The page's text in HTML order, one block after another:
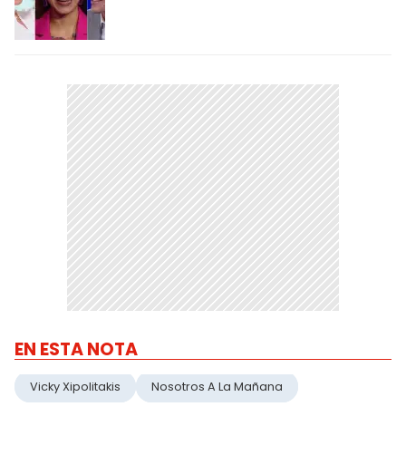
EN ESTA NOTA
Vicky Xipolitakis Nosotros A La Mañana